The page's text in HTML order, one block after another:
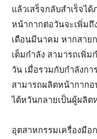
แล้วเสร็จกลับสำเร็จไ
หน้ากากต่อวันจะเพิ่มถึ
เดือนมีนาคม หากสาย
เต็มกำลัง สามารถเพิ่
วัน เมื่อรวมกับกำลังก
สามารถผลิตหน้ากาก
ไต้หวันกลายเป็นผู้ผลิ
อุตสาหกรรมเครื่องมือ